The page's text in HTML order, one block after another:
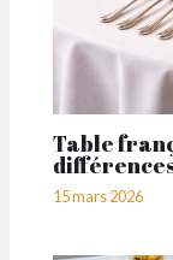
Table
15 mars 2026